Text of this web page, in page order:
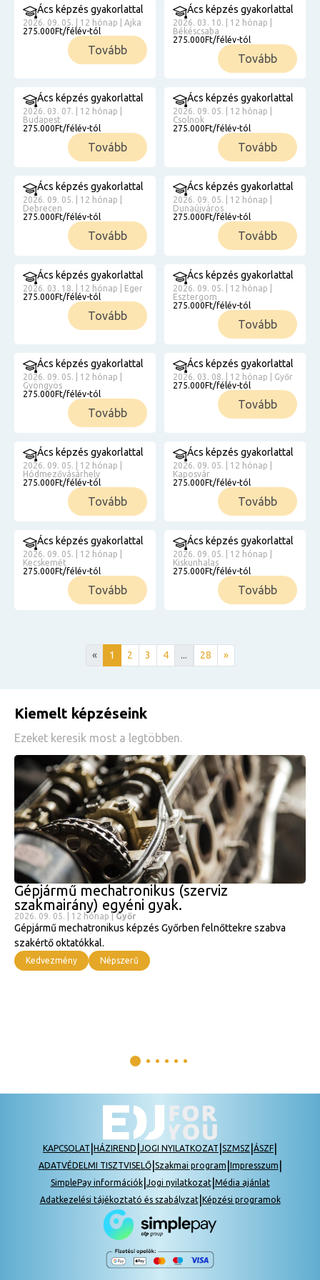
Ács képzés gyakorlattal
2026. 09. 05. | 12 hónap | Ajka
275.000Ft/félév-tól
Tovább
Ács képzés gyakorlattal
2026. 03. 10. | 12 hónap |
Békéscsaba
275.000Ft/félév-tól
Tovább
Ács képzés gyakorlattal
2026. 03. 07. | 12 hónap |
Budapest
275.000Ft/félév-tól
Tovább
Ács képzés gyakorlattal
2026. 09. 05. | 12 hónap |
Csolnok
275.000Ft/félév-tól
Tovább
Ács képzés gyakorlattal
2026. 09. 05. | 12 hónap |
Debrecen
275.000Ft/félév-tól
Tovább
Ács képzés gyakorlattal
2026. 09. 05. | 12 hónap |
Dunaújváros
275.000Ft/félév-tól
Tovább
Ács képzés gyakorlattal
2026. 03. 18. | 12 hónap | Eger
275.000Ft/félév-tól
Tovább
Ács képzés gyakorlattal
2026. 09. 05. | 12 hónap |
Esztergom
275.000Ft/félév-tól
Tovább
Ács képzés gyakorlattal
2026. 09. 05. | 12 hónap |
Gyöngyös
275.000Ft/félév-tól
Tovább
Ács képzés gyakorlattal
2026. 03. 08. | 12 hónap | Győr
275.000Ft/félév-tól
Tovább
Ács képzés gyakorlattal
2026. 09. 05. | 12 hónap |
Hódmezővásárhely
275.000Ft/félév-tól
Tovább
Ács képzés gyakorlattal
2026. 09. 05. | 12 hónap |
Kaposvár
275.000Ft/félév-tól
Tovább
Ács képzés gyakorlattal
2026. 09. 05. | 12 hónap |
Kecskemét
275.000Ft/félév-tól
Tovább
Ács képzés gyakorlattal
2026. 09. 05. | 12 hónap |
Kiskunhalas
275.000Ft/félév-tól
Tovább
« 1 2 3 4 ... 28 »
Kiemelt képzéseink
Ezeket keresik most a legtöbben.
Gépjármű mechatronikus (szerviz
szakmairány) egyéni gyak.
2026. 09. 05. | 12 hónap |Győr
Gépjármű mechatronikus képzés Győrben felnőttekre szabva
szakértő oktatókkal.
Kedvezmény Népszerű
KAPCSOLAT HÁZIREND JOGI NYILATKOZAT SZMSZ ÁSZF
ADATVÉDELMI TISZTVISELŐ| Szakmai program Impresszum
SimplePay információk| Jogi nyilatkozat| Média ajánlat
Adatkezelési tájékoztató és szabályzat| Képzési programok